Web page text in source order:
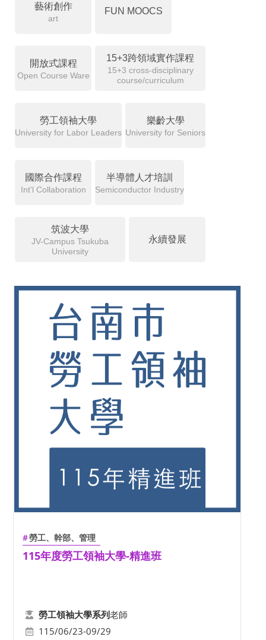
藝術創作
art
FUN MOOCS
開放式課程
Open Course Ware
15+3跨領域實作課程
15+3 cross-disciplinary
course/curriculum
勞工領袖大學
University for Labor Leaders
樂齡大學
University for Seniors
國際合作課程
Int'l Collaboration
半導體人才培訓
Semiconductor Industry
筑波大學
JV-Campus Tsukuba
University
永續發展
勞工、幹部、管理
115年度勞工領袖大學-精進班
勞工領袖大學系列老師
115/06/23-09/29